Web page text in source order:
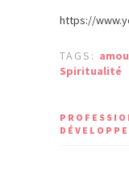
https://
TAGS:
Spiritualité